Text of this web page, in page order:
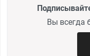
Вы всегда